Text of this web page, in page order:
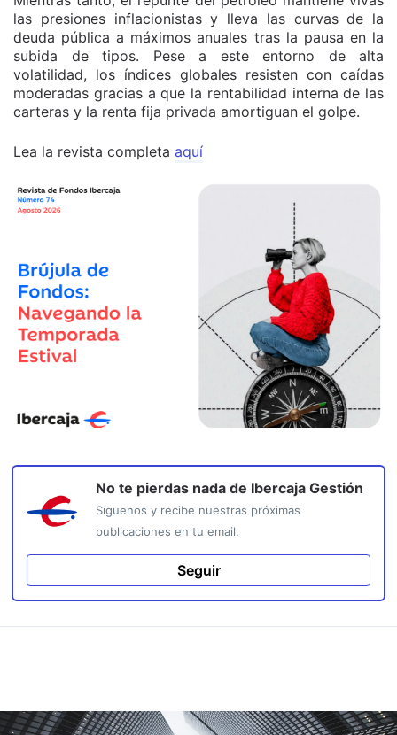
las presiones inflacionistas y lleva las curvas de la
deuda pública a máximos anuales tras la pausa en la
subida de tipos. Pese a este entorno de alta
volatilidad, los índices globales resisten con caídas
moderadas gracias a que la rentabilidad interna de las
carteras y la renta fija privada amortiguan el golpe.
Lea la revista completa aquí
No te pierdas nada de Ibercaja Gestión
Síguenos y recibe nuestras próximas
publicaciones en tu email.
Seguir